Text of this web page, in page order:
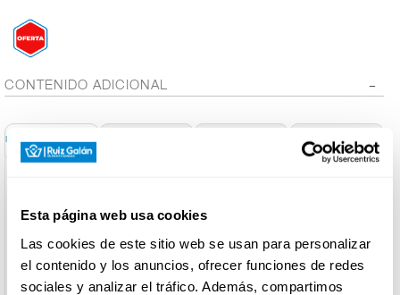
Esta página web usa cookies
Las cookies de este sitio web se usan para personalizar
el contenido y los anuncios, ofrecer funciones de redes
sociales y analizar el tráfico. Además, compartimos
VERDURAS
BEBIDAS
Y LIMPIEZA
CONTENIDO ADICIONAL
Información General
Utilización
País de Origen:
CASA TARRADELLAS. S.A.
Dirección del Operador: